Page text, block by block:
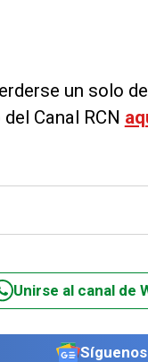
un solo
Canal RCN
Unirse al canal de